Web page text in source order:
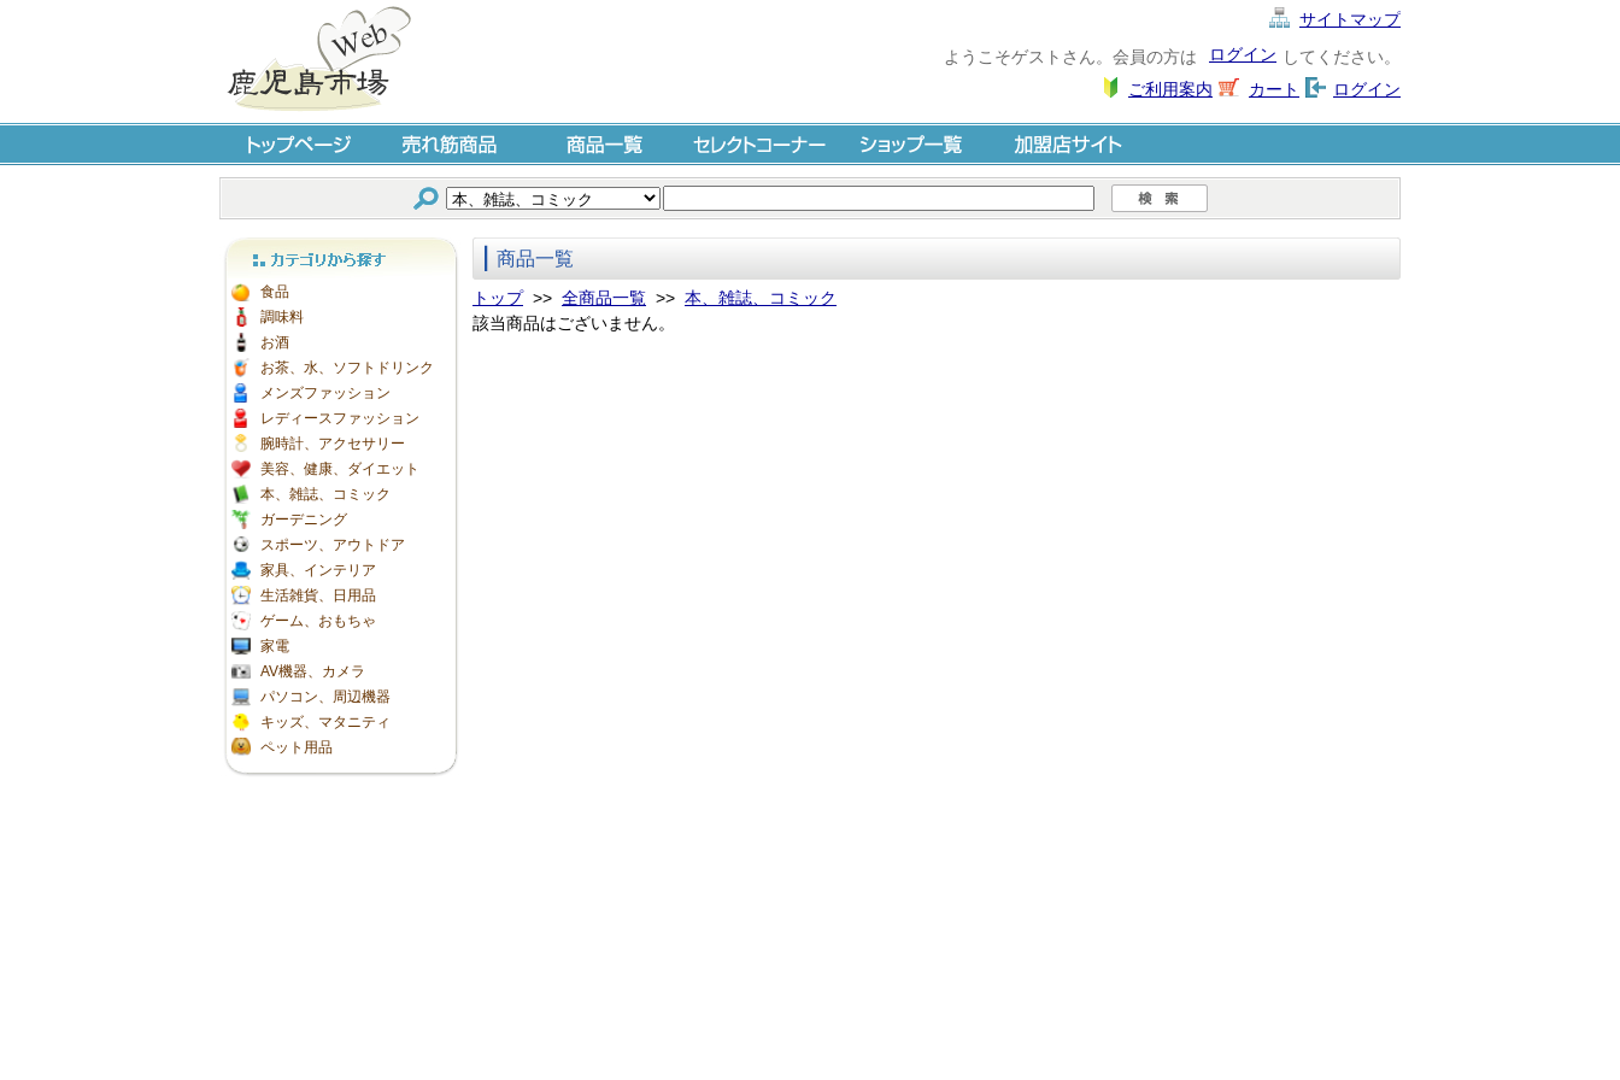
サイトマップ
してください。
ログイン
ようこそゲストさん。会員の方は
ログイン
カート
ご利用案内
トップページ 売れ筋商品 商品一覧 セレクトコーナー ショップ一覧 加盟店サイト
カテゴリから探す
食品
調味料
お酒
お茶、水、ソフトドリンク
メンズファッション
レディースファッション
腕時計、アクセサリー
美容、健康、ダイエット
本、雑誌、コミック
ガーデニング
スポーツ、アウトドア
家具、インテリア
生活雑貨、日用品
ゲーム、おもちゃ
家電
AV機器、カメラ
パソコン、周辺機器
キッズ、マタニティ
ペット用品
商品一覧
トップ>> 全商品一覧 >> 本、雑誌、コミック
該当商品はございません。